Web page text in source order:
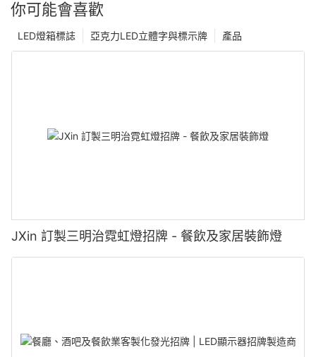
你可能會喜歡
產品
亞克力LED立體字與標示牌
LED燈箱標誌
JXin 訂製三明治霓虹燈招牌 - 餐飲及家居裝飾燈